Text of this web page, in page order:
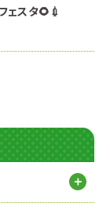
スタ🌻💉